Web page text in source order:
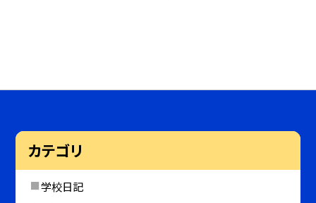
カテゴリ
学校日記